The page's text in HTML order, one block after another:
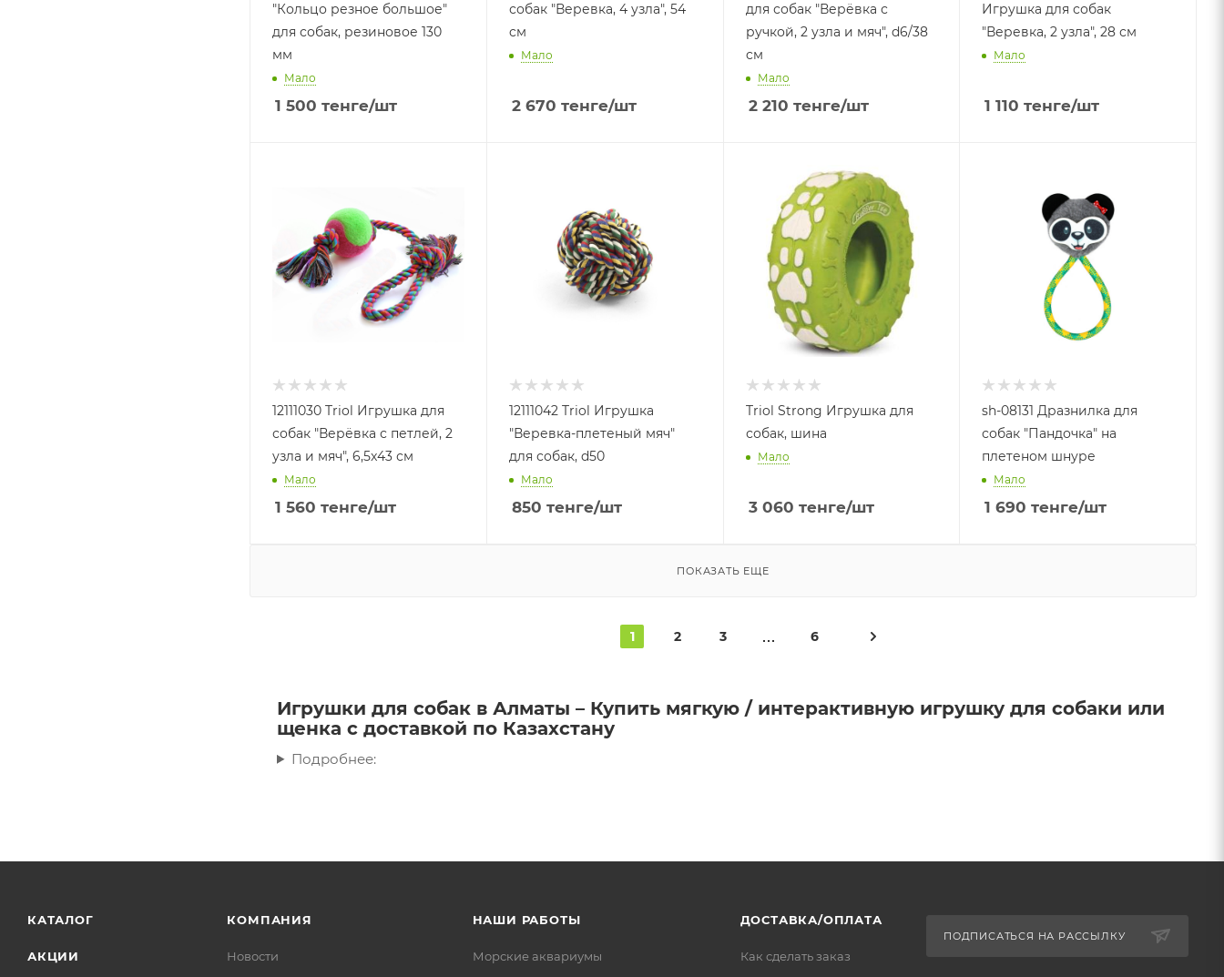
"Кольцо резное большое"
для собак, резиновое 130
мм
Мало
1 500 тенге/шт
собак "Веревка, 4 узла", 54
cм
Мало
2 670 тенге/шт
для собак "Верёвка с
ручкой, 2 узла и мяч", d6/38
cм
Мало
2 210 тенге/шт
Игрушка для собак
"Веревка, 2 узла", 28 см
Мало
1 110 тенге/шт
12111030 Triol Игрушка для
собак "Верёвка с петлей, 2
узла и мяч", 6,5x43 см
Мало
1 560 тенге/шт
12111042 Triol Игрушка
"Веревка-плетеный мяч"
для собак, d50
Мало
850 тенге/шт
Triol Strong Игрушка для
собак, шина
Мало
3 060 тенге/шт
sh-08131 Дразнилка для
собак "Пандочка" на
плетеном шнуре
Мало
1 690 тенге/шт
ПОКАЗАТЬ ЕЩЕ
1 2 3 6
Игрушки для собак в Алматы – Купить мягкую / интерактивную игрушку для собаки или
щенка с доставкой по Казахстану
Подробнее:
КАТАЛОГ
АКЦИИ
КОМПАНИЯ
Новости
НАШИ РАБОТЫ
Морские аквариумы
ДОСТАВКА/ОПЛАТА
Как сделать заказ
ПОДПИСАТЬСЯ НА РАССЫЛКУ